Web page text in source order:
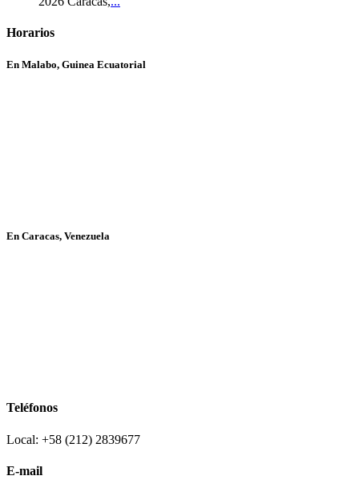
Horarios
En Malabo, Guinea Ecuatorial
En Caracas, Venezuela
Teléfonos
Local: +58 (212) 2839677
E-mail